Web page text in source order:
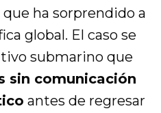
ha sorprendido a
global. El caso se
submarino que
sin comunicación
antes de regresar